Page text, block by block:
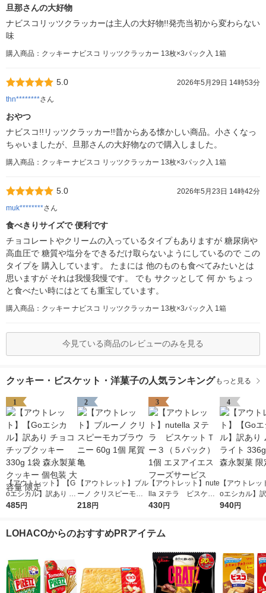
旦那さんの大好物
ナビスコリッツクラッカーは主人の大好物!!発売当初から変わらない
味
購入商品：クッキー ナビスコ リッツクラッカー 13枚×3パック入 1箱
5.0
2026年5月29日 14時53分
thn********さん
おやつ
ナビスコ!!リッツクラッカー!!昔からある懐かしい商品。小さくなっ
ちゃいましたが、旦那さんの大好物なので購入しました。
購入商品：クッキー ナビスコ リッツクラッカー 13枚×3パック入 1箱
5.0
2026年5月23日 14時42分
muk********さん
食べきりサイズで 便利です
チョコレートやクリームの入っているタイプもありますが 糖尿病や
高血圧で 糖質や塩分をできるだけ取らないようにしているので この
タイプを 購入しています。 たまには 他のものも食べてみたいとは
思いますが それは我慢我慢です。 でも サクッとして 何 か ちょっ
と食べたい時にはとても重宝しています。
購入商品：クッキー ナビスコ リッツクラッカー 13枚×3パック入 1箱
今見ている商品のレビューのみを見る
クッキー・ビスケット・洋菓子の人気ランキング もっと見る
1
【アウトレット】【G
oエシカル】訳あり チ
ョコチップクッキー 3
限定
485円
2
【アウトレット】ブル
ーノ クリスピーモカ
ブラウニー 60g 1個
218円
3
【アウトレット】nute
lla ヌテラ ビスケッ
トＴー３（５パック）
430円
4
【アウトレッ
oエシカル】
ーンライト
940円
LOHACOからのおすすめPRアイテム